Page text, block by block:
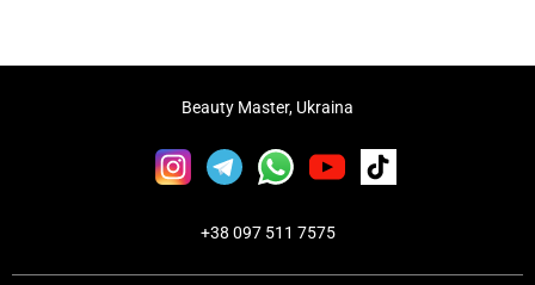
Beauty Master, Ukraina
+38 097 511 7575